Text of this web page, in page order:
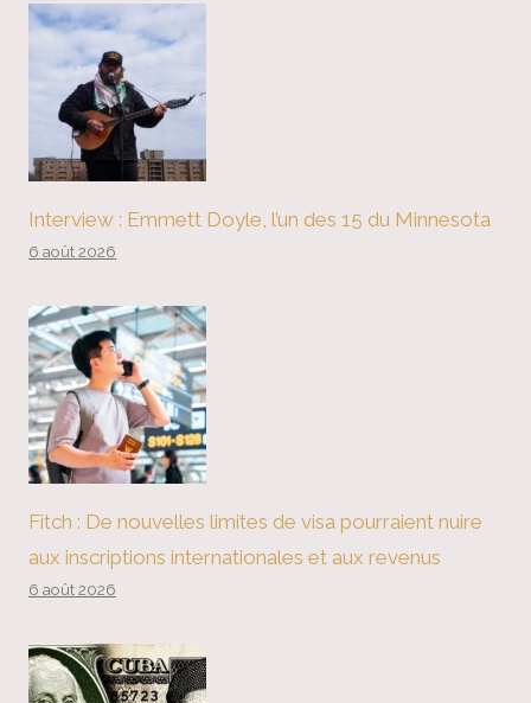
Interview : Emmett Doyle, l’un des 15 du Minnesota
6 août 2026
Fitch : De nouvelles limites de visa pourraient nuire
aux inscriptions internationales et aux revenus
6 août 2026